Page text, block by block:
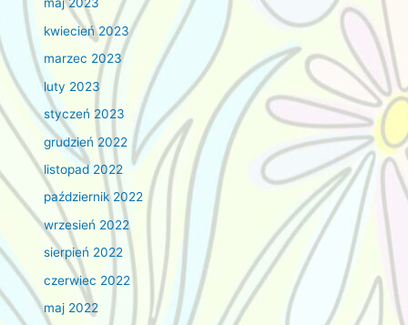
maj 2023
kwiecień 2023
marzec 2023
luty 2023
styczeń 2023
grudzień 2022
listopad 2022
październik 2022
wrzesień 2022
sierpień 2022
czerwiec 2022
maj 2022